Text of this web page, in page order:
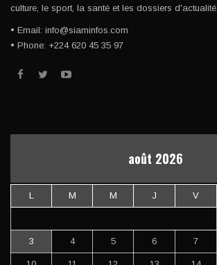
culture, le sport, la santé et les dossiers d'actualité.
• Email: info@siaminfos.com
• Phone: +224 620 45 35 97
août 2026
L M M J V
3 4 5 6 7